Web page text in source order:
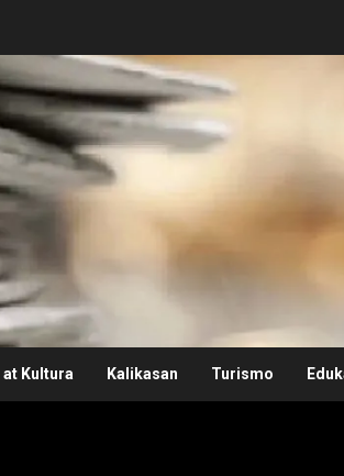
Kultura Kalikasan Turismo